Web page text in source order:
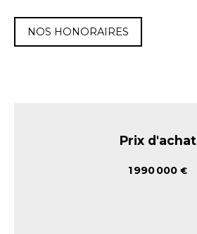
NOS HONORAIRES
Prix d'achat
1 990 000 €